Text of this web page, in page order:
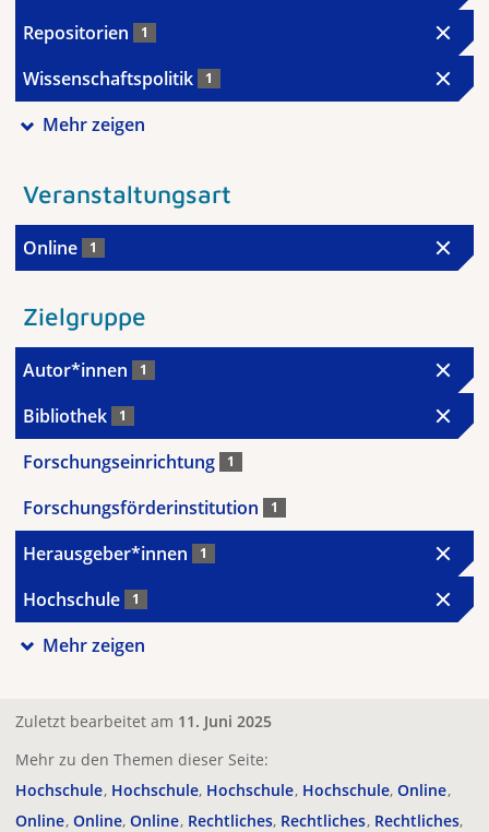
Repositorien 1
Wissenschaftspolitik 1
Mehr zeigen
Veranstaltungsart
Online 1
Zielgruppe
Autor*innen 1
Bibliothek 1
Forschungseinrichtung 1
Forschungsförderinstitution 1
Herausgeber*innen 1
Hochschule 1
Mehr zeigen
Zuletzt bearbeitet am 11. Juni 2025
Mehr zu den Themen dieser Seite:
Hochschule Hochschule Hochschule Hochschule Online
Online Online Online Rechtliches Rechtliches Rechtliches